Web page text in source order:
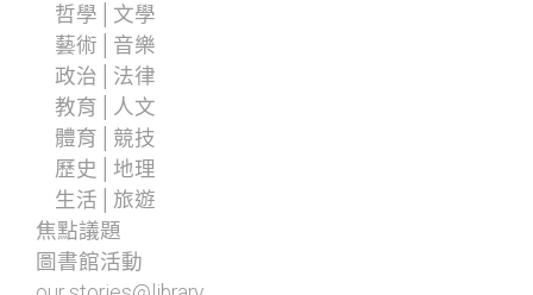
哲學│文學
藝術│音樂
政治│法律
教育│人文
體育│競技
歷史│地理
生活│旅遊
焦點議題
圖書館活動